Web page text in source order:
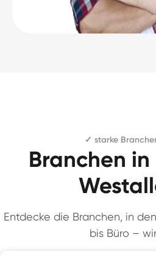
✓ starke
Branchen
Entdecke die Branchen, in
bis Büro –